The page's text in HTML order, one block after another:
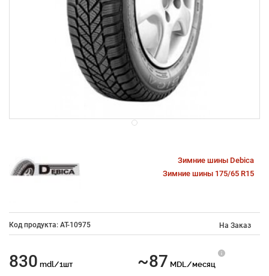
Зимние шины Debica
Зимние шины 175/65 R15
Код продукта: AT-10975 На Заказ
830 mdl/1шт ~87 MDL/месяц